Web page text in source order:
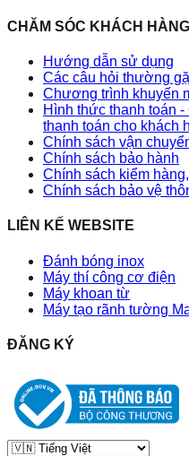
CHĂM SÓC KHÁCH HÀNG
Hướng dẫn sử dụng
Các câu hỏi thường
Chương trình khuyến
Hình thức thanh toán
thanh toán cho khách
Chính sách vận
Chính sách bảo hành
Chính sách kiểm
Chính sách bảo vệ
LIÊN KẾ WEBSITE
Đánh bóng inox
Máy thí công cơ điện
Máy khoan từ
Máy tạo rãnh tường
ĐĂNG KÝ